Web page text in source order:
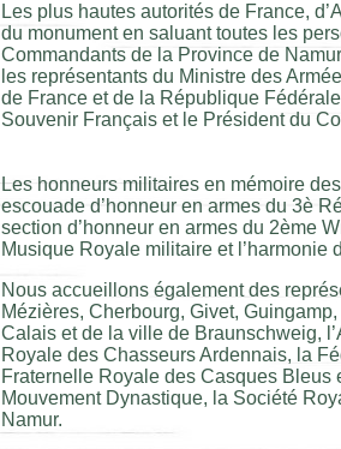
Les plus hautes autorités de France,
du monument en saluant toutes les
Commandants de la Province de
les représentants du Ministre des
de France et de la République
Souvenir Français et le Président du
Les honneurs militaires en mémoire
escouade d’honneur en armes du 3è
section d’honneur en armes du 2ème
Musique Royale militaire et
Nous accueillons également des
Mézières, Cherbourg, Givet,
Calais et de la ville de Braunschweig,
Royale des Chasseurs Ardennais, la
Fraternelle Royale des Casques
Mouvement Dynastique, la Société
Namur.